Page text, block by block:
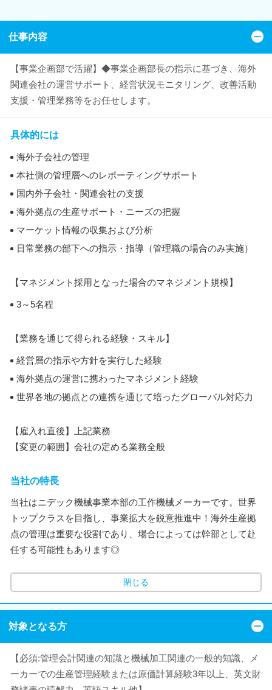
仕事内容
【事業企画部で活躍】◆事業企画部長の指示に基づき、海外
関連会社の運営サポート、経営状況モニタリング、改善活動
支援・管理業務等をお任せします。
具体的には
海外子会社の管理
本社側の管理層へのレポーティングサポート
国内外子会社・関連会社の支援
海外拠点の生産サポート・ニーズの把握
マーケット情報の収集および分析
日常業務の部下への指示・指導（管理職の場合のみ実施）
【マネジメント採用となった場合のマネジメント規模】
3～5名程
【業務を通じて得られる経験・スキル】
経営層の指示や方針を実行した経験
海外拠点の運営に携わったマネジメント経験
世界各地の拠点との連携を通じて培ったグローバル対応力
【雇入れ直後】上記業務
【変更の範囲】会社の定める業務全般
当社の特長
当社はニデック機械事業本部の工作機械メーカーです。世界
トップクラスを目指し、事業拡大を鋭意推進中！海外生産拠
点の管理は重要な役割であり、場合によっては幹部として赴
任する可能性もあります◎
閉じる
対象となる方
【必須:管理会計関連の知識と機械加工関連の一般的知識、メ
ーカーでの生産管理経験または原価計算経験3年以上、英文財